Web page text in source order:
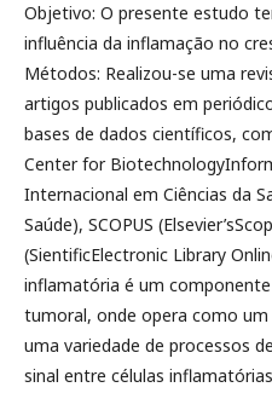
Objetivo: O presente estudo
influência da inflamação no
Métodos: Realizou-se uma
artigos publicados em
bases de dados científicos,
Center for
Internacional em Ciências da
Saúde), SCOPUS
(SientificElectronic Library
inflamatória é um
tumoral, onde opera como
uma variedade de processos
sinal entre células